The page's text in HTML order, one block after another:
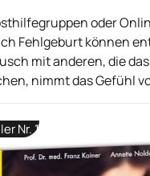
oder
Fehlgeburt können
mit anderen, die
nimmt das Gefühl
Nr. 1